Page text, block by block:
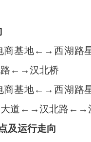
商基地←→西湖
←→汉北桥
商基地←→西湖
道←→汉北路←→
及运行走向